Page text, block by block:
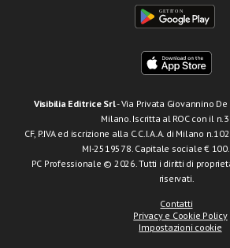
Visibilia Editrice Srl- Via Privata Giovannino De
Milano. Iscritta al ROC con il
CF, P.IVA ed iscrizione alla C.C.I.A.A. di Milano
MI-2519578. Capitale sociale €
PC Professionale © 2026. Tutti i diritti di
riservati.
Contatti
Privacy e Cookie Policy
Impostazioni cookie